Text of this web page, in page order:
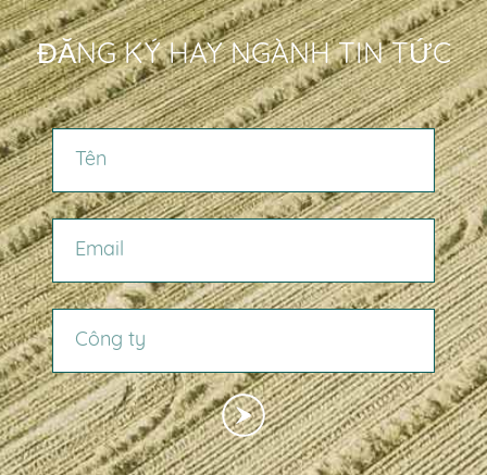
ĐĂNG KÝ HAY NGÀNH TIN TỨC
TÊN
EMAIL
CÔNG TY